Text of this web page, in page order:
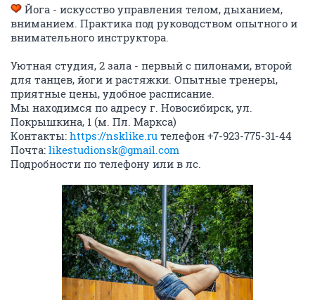
Йога - искусство управления телом, дыханием,
вниманием. Практика под руководством опытного и
внимательного инструктора.
Уютная студия, 2 зала - первый с пилонами, второй
для танцев, йоги и растяжки. Опытные тренеры,
приятные цены, удобное расписание.
Мы находимся по адресу г. Новосибирск, ул.
Покрышкина, 1 (м. Пл. Маркса)
Контакты: https://nsklike.ru телефон +7-923-775-31-44
Почта: likestudionsk@gmail.com
Подробности по телефону или в лс.